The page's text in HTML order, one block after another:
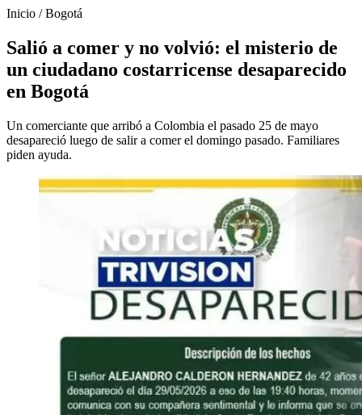
Inicio /Bogotá
Salió a comer y no volvió: el misterio de
un ciudadano costarricense desaparecido
en Bogotá
Un comerciante que arribó a Colombia el pasado 25 de mayo
desapareció luego de salir a comer el domingo pasado. Familiares
piden ayuda.